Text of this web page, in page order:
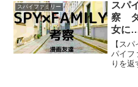
スパイファミリー
スパ
察 ダ
女に
【ス
パイフ
りを返